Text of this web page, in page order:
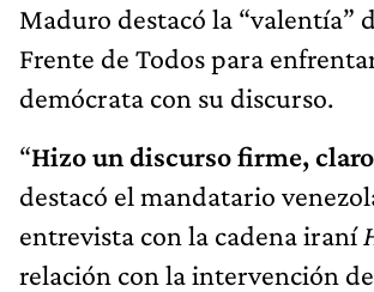
Maduro destacó la “valentía”
Frente de Todos para
demócrata con su discurso.
“Hizo un discurso firme,
destacó el mandatario
entrevista con la cadena iraní
relación con la intervención